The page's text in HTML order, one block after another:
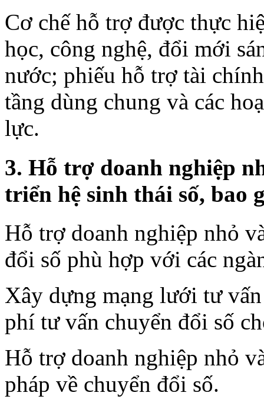
Cơ chế hỗ trợ được thực
học, công nghệ, đổi mới
nước; phiếu hỗ trợ tài
tầng dùng chung và các
lực.
3. Hỗ trợ doanh nghiệp
triển hệ sinh thái số, bao
Hỗ trợ doanh nghiệp nhỏ
đổi số phù hợp với các
Xây dựng mạng lưới tư
phí tư vấn chuyển đổi số
Hỗ trợ doanh nghiệp nhỏ
pháp về chuyển đổi số.